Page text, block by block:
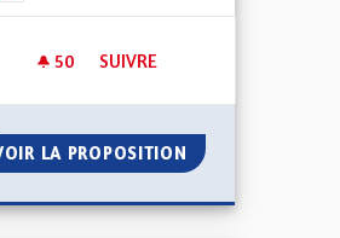
50 50 ABONNÉS
SUIVRE
LA PROPOSITION AUTORISATION